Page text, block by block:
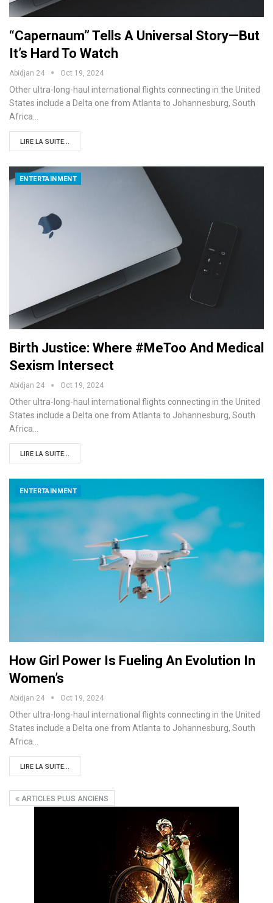
“Capernaum” Tells A Universal Story—But
It’s Hard To Watch
Abidjan 24 Oct 19, 2024
Other ultra-long-haul international flights connecting in the United
States include a Delta one from Atlanta to Johannesburg, South
Africa…
LIRE LA SUITE...
ENTERTAINMENT
Birth Justice: Where #MeToo And Medical
Sexism Intersect
Abidjan 24 Oct 19, 2024
Other ultra-long-haul international flights connecting in the United
States include a Delta one from Atlanta to Johannesburg, South
Africa…
LIRE LA SUITE...
ENTERTAINMENT
How Girl Power Is Fueling An Evolution In
Women’s
Abidjan 24 Oct 19, 2024
Other ultra-long-haul international flights connecting in the United
States include a Delta one from Atlanta to Johannesburg, South
Africa…
LIRE LA SUITE...
ARTICLES PLUS ANCIENS